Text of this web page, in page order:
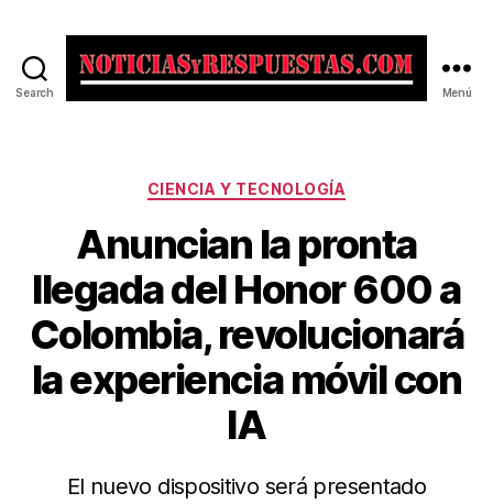
Search Menú
Categorías
CIENCIA Y TECNOLOGÍA
Anuncian la pronta
llegada del Honor 600 a
Colombia, revolucionará
la experiencia móvil con
IA
El nuevo dispositivo será presentado